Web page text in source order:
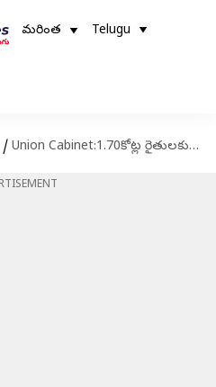
మరింత Telugu
/ Union Cabinet:1.70కోట్ల రైతులకు లబ్ధిచేకూరనున్న పీఎం ధన్ ధాన్య కృషి యోజన.. కొత్త పథకానికి కేంద్ర కేబినెట్ ఆమోదం